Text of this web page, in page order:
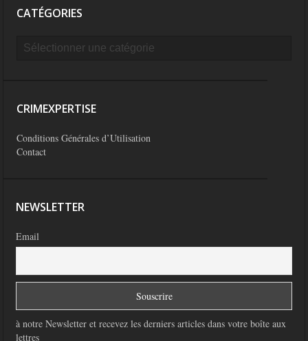
CATÉGORIES
CRIMEXPERTISE
Conditions Générales d’Utilisation
Contact
NEWSLETTER
Email
à notre Newsletter et recevez les derniers articles dans votre boîte aux
lettres